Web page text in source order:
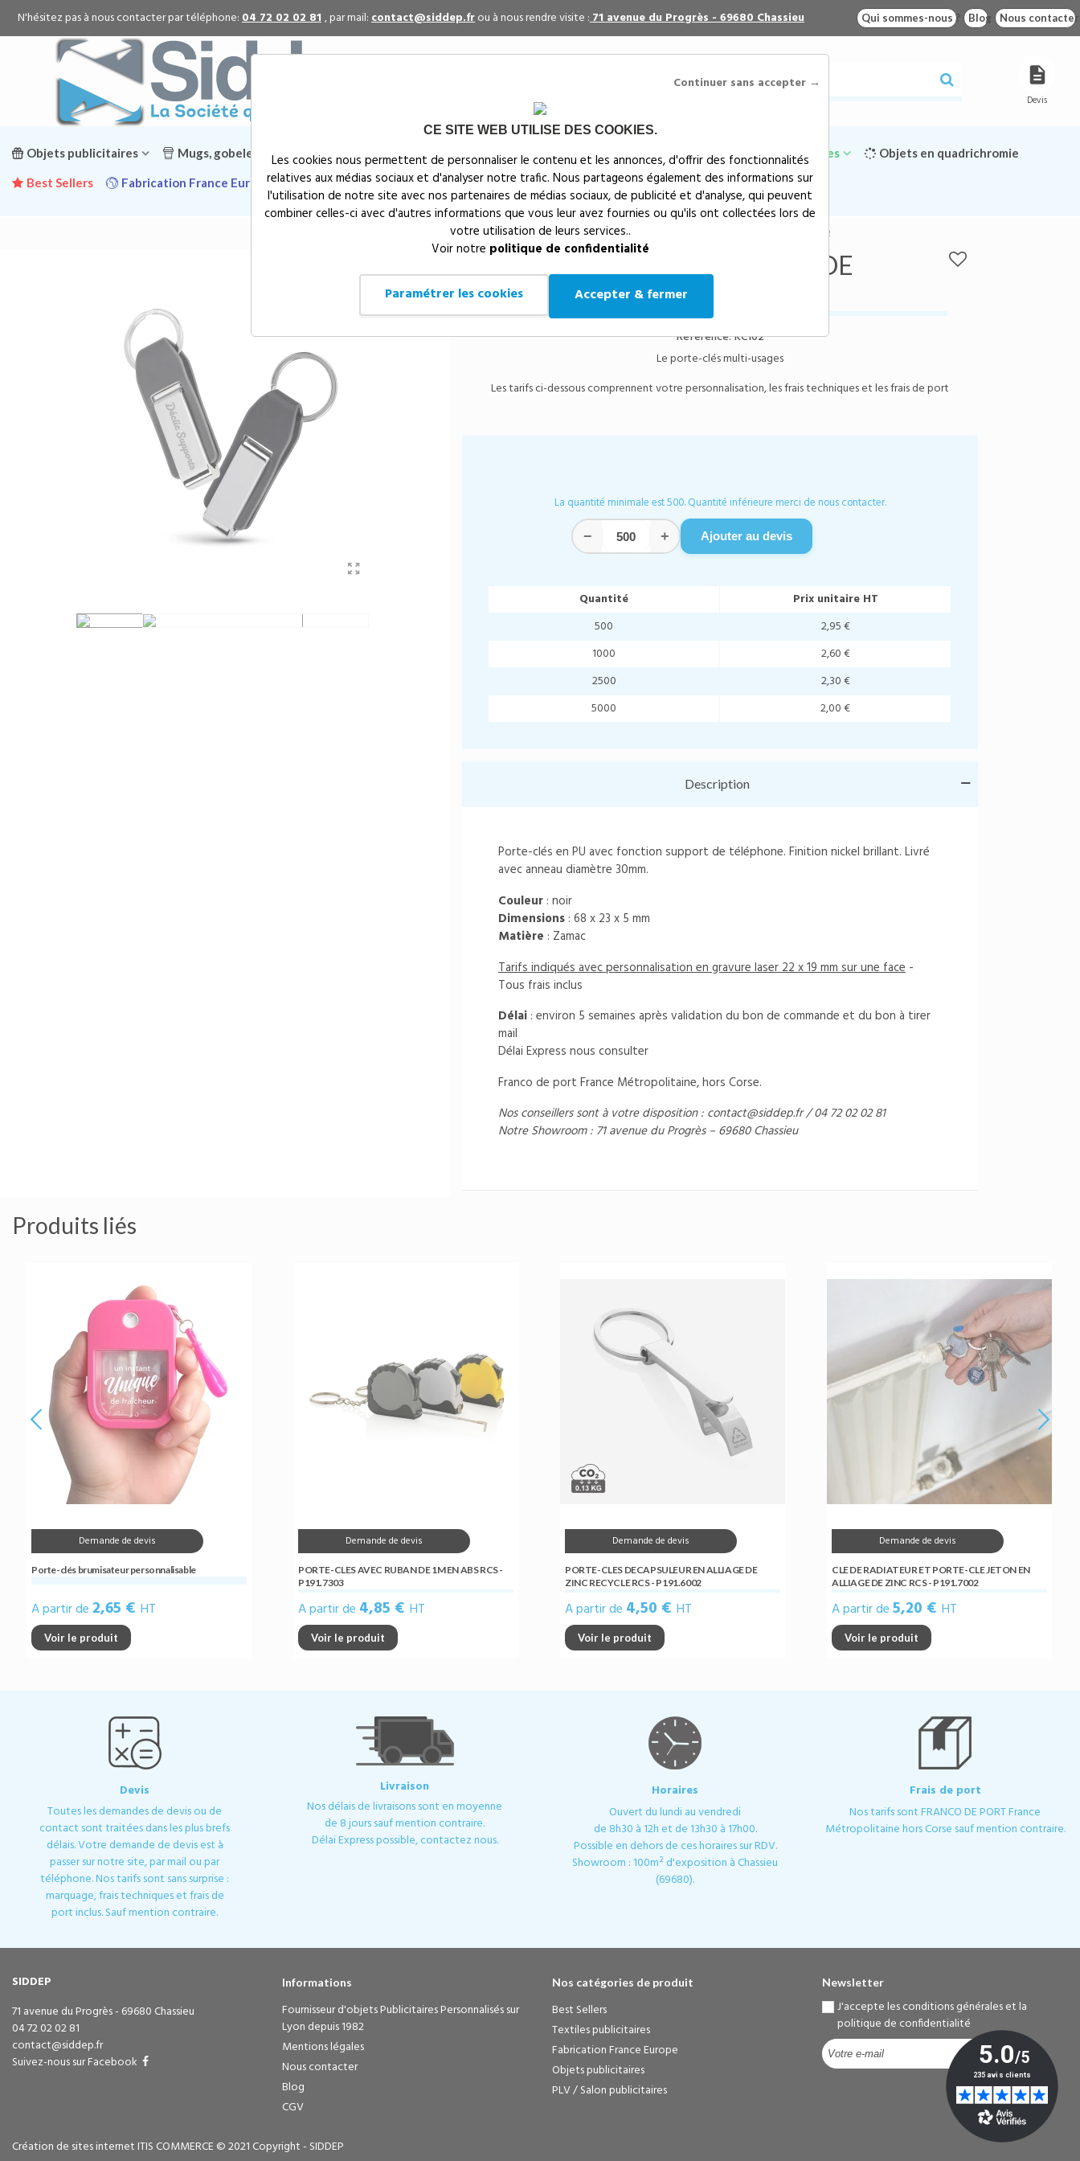
Continuer sans accepter →
CE SITE WEB UTILISE DES COOKIES.
Les cookies nous permettent de personnaliser le contenu et les annonces, d'offrir des fonctionnalités
relatives aux médias sociaux et d'analyser notre trafic. Nous partageons également des informations sur
l'utilisation de notre site avec nos partenaires de médias sociaux, de publicité et d'analyse, qui peuvent
combiner celles-ci avec d'autres informations que vous leur avez fournies ou qu'ils ont collectées lors de
votre utilisation de leurs services..
Voir notre politique de confidentialité
Paramétrer les cookies Accepter & fermer
N'hésitez pas à nous contacter par téléphone:04 72 02 02 81, par mail:contact@siddep.frou à nous rendre visite :71 avenue du Progrès - 69680 Chassieu Qui sommes-nous ? Blog Nous contacter
Devis
Objets publicitaires Mugs, gobelets & gourdes publicitaires Par événement Textiles publicitaires Goodies écologiques Objets en quadrichromie
Best Sellers Fabrication France Europe Promotions
Siddep > Objets publicitaires > PORTE-CLÉS EN PU SUPPORT DE TÉLÉPHONE - KC102
PORTE-CLÉS EN PU SUPPORT DE
TÉLÉPHONE - KC102
Référence:KC102
Le porte-clés multi-usages
Les tarifs ci-dessous comprennent votre personnalisation, les frais techniques et les frais de port
La quantité minimale est 500. Quantité inférieure merci de nous contacter.
− + Ajouter au devis
Quantité
Prix unitaire HT
500
2,95 €
1000
2,60 €
2500
2,30 €
5000
2,00 €
Description
Porte-clés en PU avec fonction support de téléphone. Finition nickel brillant. Livré
avec anneau diamètre 30mm.
Couleur: noir
Dimensions: 68 x 23 x 5 mm
Matière : Zamac
Tarifs indiqués avec personnalisation en gravure laser 22 x 19 mm sur une face-
Tous frais inclus
Délai: environ 5 semaines après validation du bon de commande et du bon à tirer
mail
Délai Express nous consulter
Franco de port France Métropolitaine, hors Corse.
Nos conseillers sont à votre disposition : contact@siddep.fr/ 04 72 02 02 81
Notre Showroom : 71 avenue du Progrès – 69680 Chassieu
Produits liés
Demande de devis
Porte-clés brumisateur personnalisable
A partir de 2,65 € HT
Voir le produit
Demande de devis
PORTE-CLES AVEC RUBAN DE 1M EN ABS RCS -
P191.7303
A partir de 4,85 € HT
Voir le produit
Demande de devis
PORTE-CLES DECAPSULEUR EN ALLIAGE DE
ZINC RECYCLE RCS - P191.6002
A partir de 4,50 € HT
Voir le produit
Demande de devis
CLE DE RADIATEUR ET PORTE-CLE JETON EN
ALLIAGE DE ZINC RCS - P191.7002
A partir de5,20 € HT
Voir le produit
Devis
Toutes les demandes de devis ou de
contact sont traitées dans les plus brefs
délais. Votre demande de devis est à
passer sur notre site, par mail ou par
téléphone. Nos tarifs sont sans surprise :
marquage, frais techniques et frais de
port inclus. Sauf mention contraire.
Livraison
Nos délais de livraisons sont en moyenne
de 8 jours sauf mention contraire.
Délai Express possible, contactez nous.
Horaires
Ouvert du lundi au vendredi
de 8h30 à 12h et de 13h30 à 17h00.
Possible en dehors de ces horaires sur RDV.
Showroom : 100m² d'exposition à Chassieu
(69680).
Frais de port
Nos tarifs sont FRANCO DE PORT France
Métropolitaine hors Corse sauf mention contraire.
SIDDEP
71 avenue du Progrès - 69680 Chassieu
04 72 02 02 81
contact@siddep.fr
Suivez-nous sur Facebook
Informations
Fournisseur d'objets Publicitaires Personnalisés sur
Lyon depuis 1982
Mentions légales
Nous contacter
Blog
CGV
Nos catégories de produit
Best Sellers
Textiles publicitaires
Fabrication France Europe
Objets publicitaires
PLV / Salon publicitaires
Newsletter
J'accepte les conditions générales et la
politique de confidentialité
Création de sites internet ITIS COMMERCE © 2021 Copyright - SIDDEP